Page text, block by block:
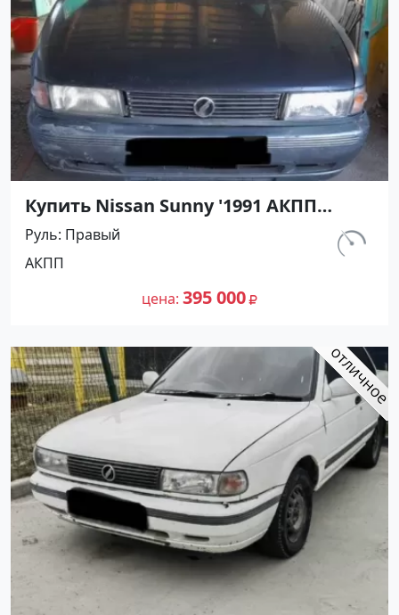
Купить Nissan Sunny '1991 АКПП
(1400/75 л.с.) Бензин инжектор
Кореновск цвет Серый Седан по
цене 395000 рублей, объявление
№27500 на сайте Авторынок23
км.
Руль Правый
АКПП
цена 395 000